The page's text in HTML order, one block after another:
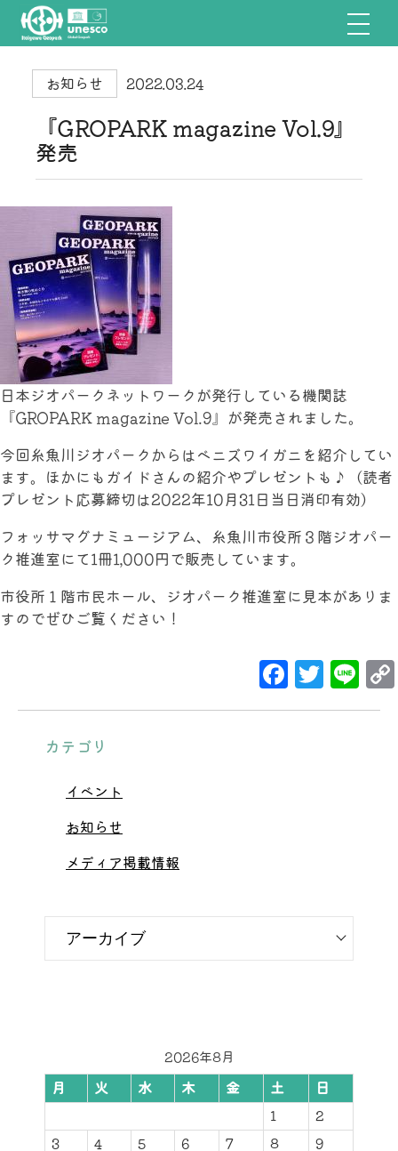
お知らせ 2022.03.24
『GROPARK magazine Vol.9』
発売
日本ジオパークネットワークが発行している機関誌
『GROPARK magazine Vol.9』が発売されました。
今回糸魚川ジオパークからはベニズワイガニを紹介してい
ます。ほかにもガイドさんの紹介やプレゼントも♪（読者
プレゼント応募締切は2022年10月31日当日消印有効）
フォッサマグナミュージアム、糸魚川市役所３階ジオパー
ク推進室にて1冊1,000円で販売しています。
市役所１階市民ホール、ジオパーク推進室に見本がありま
すのでぜひご覧ください！
カテゴリ
イベント
お知らせ
メディア掲載情報
2026年8月
月 火 水 木 金 土 日
1 2
3 4 5 6 7 8 9